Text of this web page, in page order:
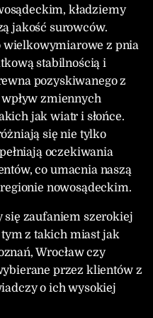
kładziemy
jakość surowców.
wielkowymiarowe z pnia
stabilnością i
pozyskiwanego z
wpływ zmiennych
jak wiatr i słońce.
się nie tylko
oczekiwania
co umacnia naszą
nowosądeckim.
się zaufaniem szerokiej
z takich miast jak
Wrocław czy
przez klientów z
o ich wysokiej